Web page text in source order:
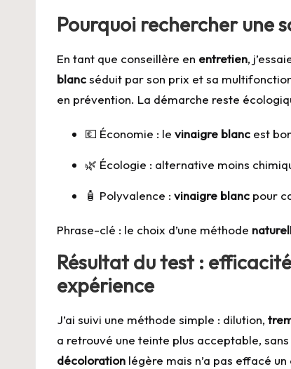
Pourquoi rechercher une
En tant que conseillère en entretien,
blancséduit par son prix et sa
en prévention. La démarche reste
💶 Économie : le vinaigre blanc est
🌿 Écologie : alternative moins
🧴 Polyvalence : vinaigre blanc pour
Phrase-clé : le choix d’une méthode naturel
Résultat du test :
expérience
J’ai suivi une méthode simple : dilution,
a retrouvé une teinte plus acceptable,
décoloration légère mais n’a pas effacé